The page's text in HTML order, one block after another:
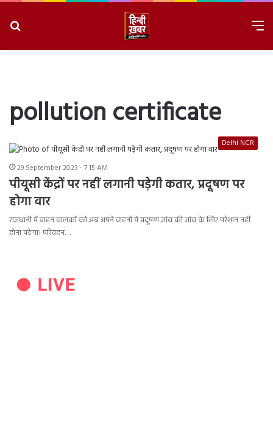
pollution certificate
Delhi NCR
29 September 2023 - 7:15 AM
पीयूसी केंद्रों पर नहीं लगानी पड़ेगी कतार, प्रदूषण पर
होगा वार
राजधानी में वाहन चालकों को अब अपने वाहनों में प्रदूषण जांच की जांच के लिए परेशान नहीं
होना पड़ेगा। परिवहन…